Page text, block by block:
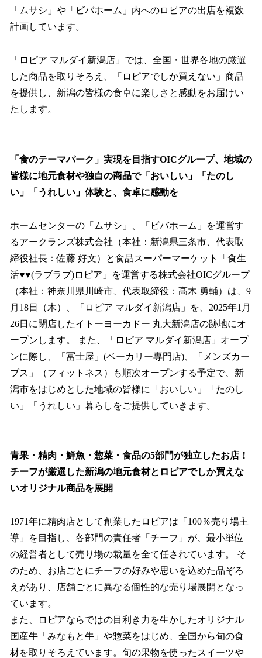
「ムサシ」や「ビバホーム」内へのロピアの出店を複数
計画しています。
「ロピア マルダイ新潟店」では、全国・世界各地の厳選
した商品を取りそろえ、「ロピアでしか買えない」商品
を提供し、新潟の皆様の食卓に楽しさと感動をお届けい
たします。
「食のテーマパーク」実現を目指すOICグループ、地域の
皆様に地元食材や独自の商品で「おいしい」「たのし
い」「うれしい」体験と、食卓に感動を
ホームセンターの「ムサシ」、「ビバホーム」を運営す
るアークランズ株式会社（本社：新潟県三条市、代表取
締役社長：佐藤 好文）と食品スーパーマーケット「食生
活♥♥(ラブラブ)ロピア」を運営する株式会社OICグループ
（本社：神奈川県川崎市、代表取締役：髙木 勇輔）は、9
月18日（木）、「ロピア マルダイ新潟店」を、2025年1月
26日に閉店したイトーヨーカドー 丸大新潟店の跡地にオ
ープンします。 また、「ロピア マルダイ新潟店」オープ
ンに際し、「冨士屋」(ベーカリー専門店)、「メンズカー
ブス」（フィットネス）も順次オープンする予定で、新
潟市をはじめとした地域の皆様に「おいしい」「たのし
い」「うれしい」暮らしをご提供していきます。
青果・精肉・鮮魚・惣菜・食品の5部門が独立したお店！
チーフが厳選した新潟の地元食材とロピアでしか買えな
いオリジナル商品を展開
1971年に精肉店として創業したロピアは「100％売り場主
導」を目指し、各部門の責任者「チーフ」が、最小単位
の経営者として売り場の裁量を全て任されています。 そ
のため、お店ごとにチーフの好みや思いを込めた品ぞろ
えがあり、店舗ごとに異なる個性的な売り場展開となっ
ています。
また、ロピアならではの目利き力を生かしたオリジナル
国産牛「みなもと牛」や惣菜をはじめ、全国から旬の食
材を取りそろえています。旬の果物を使ったスイーツや